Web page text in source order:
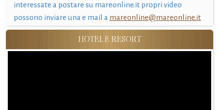
interessate a postare su mareonline.it propri video
possono inviare una e mail a mareonline@mareonline.it
HOTEL E RESORT